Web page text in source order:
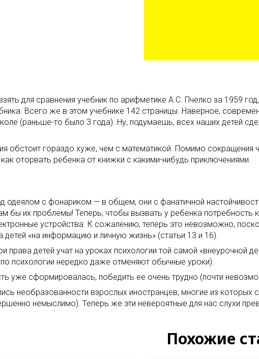
для сравнения учебник по арифметике А.С. Пчелко за 1959
Всего же в этом учебнике 142 страницы. Наверное,
(раньше-то было 3 года). Ну, подумаешь, всех наших детей
обстоит гораздо хуже, чем с математикой. Помимо
оторвать ребенка от книжки с какими-нибудь приключениями.
одеялом с фонариком — в общем, они с фанатичной
бы их проблемы! Теперь, чтобы вызвать у ребенка потребность
устройства. К сожалению, теперь это невозможно,
детей «на информацию и личную жизнь» (статьи 13 и 16).
права детей учат на уроках психологии той самой «внеурочной
психологии нередко даже отменяют обычные уроки).
уже сформировалась, победить ее очень трудно (почти
необразованности взрослых иностранцев, многие из
немыслимо). Теперь же эти невероятные для нас слухи
Похожие